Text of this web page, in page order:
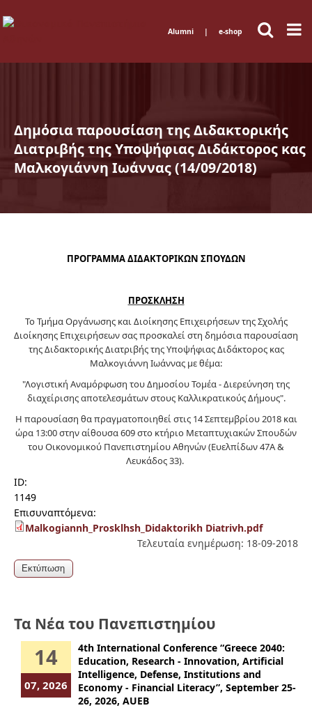
Alumni | e-shop
Δημόσια παρουσίαση της Διδακτορικής
Διατριβής της Υποψήφιας Διδάκτορος κας
Μαλκογιάννη Ιωάννας (14/09/2018)
ΠΡΟΓΡΑΜΜΑ ΔΙΔΑΚΤΟΡΙΚΩΝ ΣΠΟΥΔΩΝ
ΠΡΟΣΚΛΗΣΗ
Το Τμήμα Οργάνωσης και Διοίκησης Επιχειρήσεων της Σχολής
Διοίκησης Επιχειρήσεων σας προσκαλεί στη δημόσια παρουσίαση
της Διδακτορικής Διατριβής της Υποψήφιας Διδάκτορος κας
Μαλκογιάννη Ιωάννας με θέμα:
"Λογιστική Αναμόρφωση του Δημοσίου Τομέα - Διερεύνηση της
διαχείρισης αποτελεσμάτων στους Καλλικρατικούς Δήμους".
Η παρουσίαση θα πραγματοποιηθεί στις 14 Σεπτεμβρίου 2018 και
ώρα 13:00 στην αίθουσα 609 στο κτήριο Μεταπτυχιακών Σπουδών
του Οικονομικού Πανεπιστημίου Αθηνών (Ευελπίδων 47Α &
Λευκάδος 33).
ID:
1149
Επισυναπτόμενα:
Malkogiannh_Prosklhsh_Didaktorikh Diatrivh.pdf
Τελευταία ενημέρωση: 18-09-2018
Τα Νέα του Πανεπιστημίου
14
07, 2026
4th International Conference “Greece 2040:
Education, Research - Innovation, Artificial
Intelligence, Defense, Institutions and
Economy - Financial Literacy”, September 25-
26, 2026, AUEB